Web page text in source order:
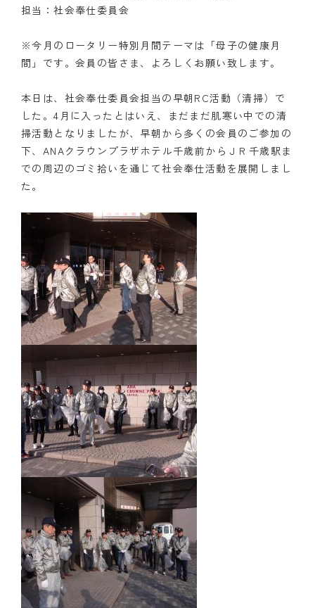
クラブのあゆみ
クラブの歴史
記念誌
案内
リンク集
入会のご案内
担当：社会奉仕委員会
※今月のロータリー特別月間テーマは「母子の健康月
間」です。会員の皆さま、よろしくお願い致します。
本日は、社会奉仕委員会担当の早朝RC活動（清掃）で
した。4月に入ったとはいえ、まだまだ肌寒い中での清
掃活動となりましたが、早朝から多くの会員のご参加の
下、ANAクラウンプラザホテル千歳前からＪＲ千歳駅ま
での周辺のゴミ拾いを通じて社会奉仕活動を展開しまし
た。